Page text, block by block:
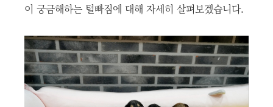
이 궁금해하는 털빠짐에 대해 자세히 살펴보겠습니다.